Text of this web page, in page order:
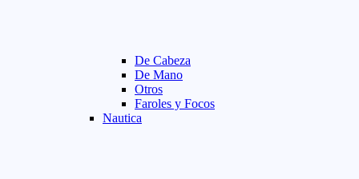
De Cabeza
De Mano
Otros
Faroles y Focos
Nautica